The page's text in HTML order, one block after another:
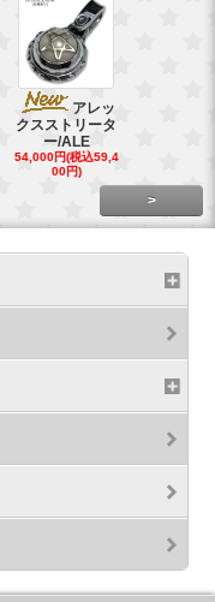
アレッ
クスストリータ
ー/ALE
54,000円(税込59,4
00円)
>